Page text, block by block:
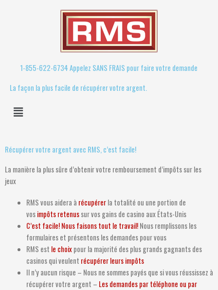
1-855-622-6734 Appelez SANS FRAIS pour faire votre demande
La façon la plus facile de récupérer votre argent.
Menu
Récupérer votre argent avec RMS, c’est facile!
La manière la plus sûre d’obtenir votre remboursement d’impôts sur les
jeux
RMS vous aidera à récupérerla totalité ou une portion de
vosimpôts retenussur vos gains de casino aux États-Unis
C’est facile! Nous faisons tout le travail!Nous remplissons les
formulaires et présentons les demandes pour vous
RMS est le choixpour la majorité des plus grands gagnants des
casinos qui veulent récupérer leurs impôts
Il n’y aucun risque – Nous ne sommes payés que si vous réussissez à
récupérer votre argent – Les demandes par téléphone ou par